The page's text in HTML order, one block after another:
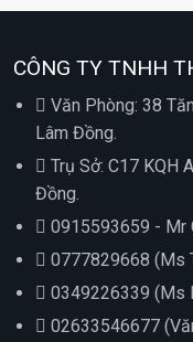
CÔNG TY TNHH
Văn Phòng: 38
Lâm Đồng.
Trụ Sở: C17 KQH
Đồng.
0915593659 - Mr
0777829668 (Ms
0349226339 (Ms
02633546677